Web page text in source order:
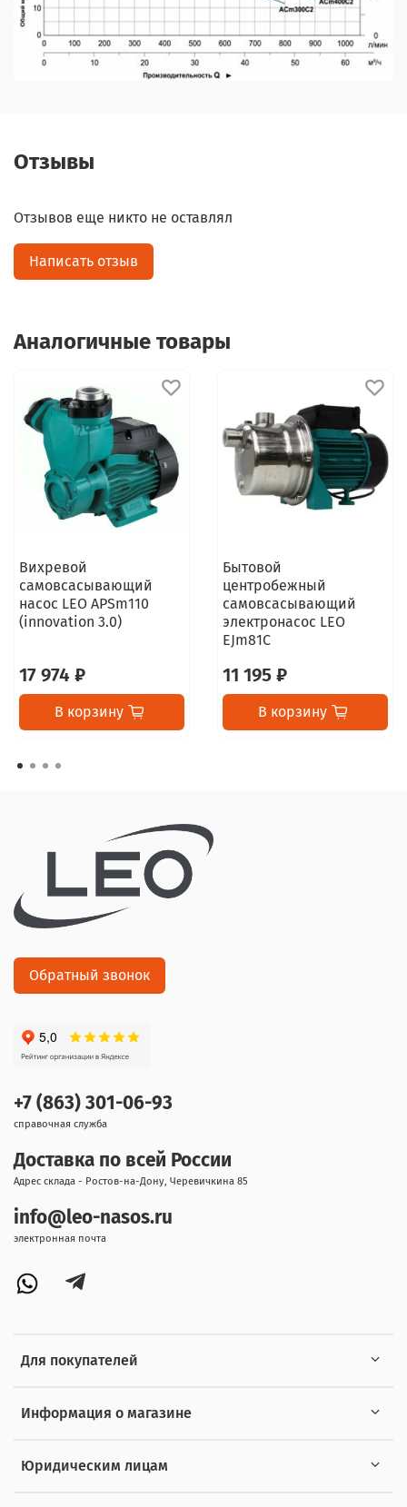
Отзывы
Отзывов еще никто не оставлял
Написать отзыв
Аналогичные товары
Вихревой
самовсасывающий
насос LEO APSm110
(innovation 3.0)
17 974 ₽
В корзину
Бытовой
центробежный
самовсасывающий
электронасос LEO
EJm81C
11 195 ₽
В корзину
Для покупателей
Информация о магазине
Юридическим лицам
+7 (863) 301-06-93
справочная служба
Доставка по всей России
Адрес склада - Ростов-на-Дону, Черевичкина 85
info@leo-nasos.ru
электронная почта
Обратный звонок